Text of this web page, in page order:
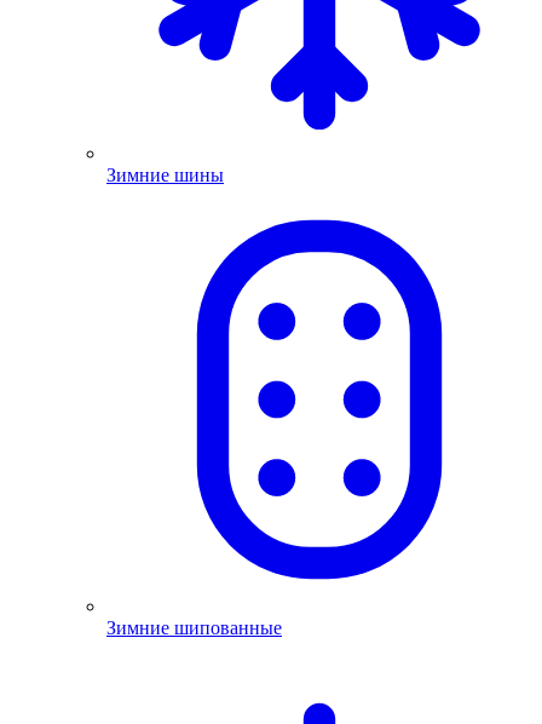
Зимние шины
Зимние шипованные